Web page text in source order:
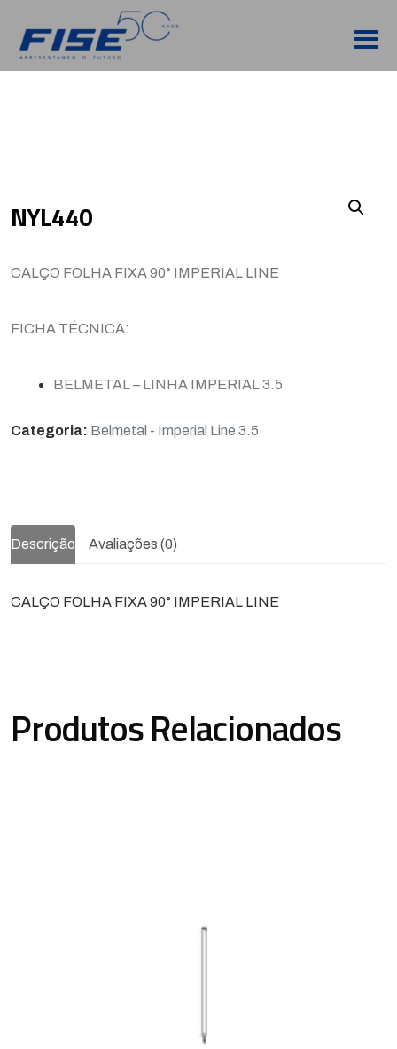
NYL440
CALÇO FOLHA FIXA 90° IMPERIAL LINE
FICHA TÉCNICA:
BELMETAL – LINHA IMPERIAL 3.5
Categoria: Belmetal - Imperial Line 3.5
Descrição Avaliações (0)
CALÇO FOLHA FIXA 90° IMPERIAL LINE
Produtos Relacionados